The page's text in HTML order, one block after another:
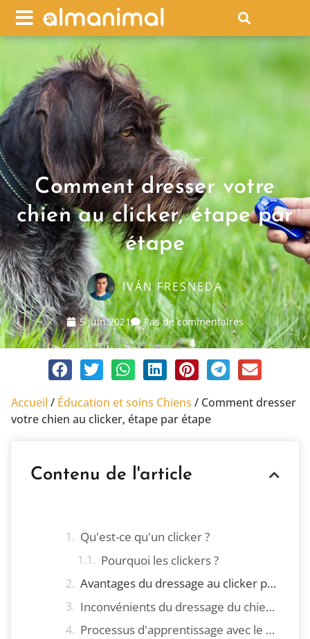
Comment dresser votre
chien au clicker, étape par
étape
IVÁN FRESNEDA
5 juin 2021 Pas de commentaires
Accueil / Éducation et soins Chiens / Comment dresser
votre chien au clicker, étape par étape
Contenu de l'article
Qu'est-ce qu'un clicker ?
Pourquoi les clickers ?
Avantages du dressage au clicker pour un chien
Inconvénients du dressage du chien au clicker
Processus d'apprentissage avec le clicker